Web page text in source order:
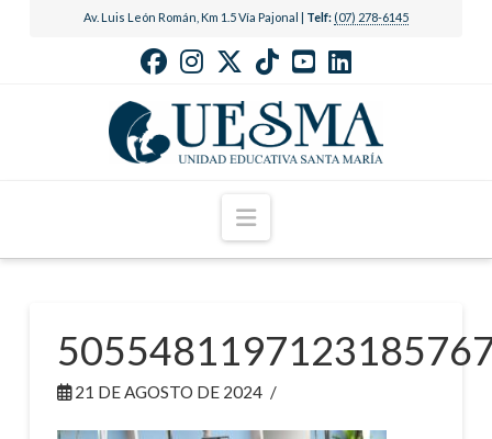
Av. Luis León Román, Km 1.5 Vía Pajonal | Telf: (07) 278-6145
Navigation
21 DE AGOSTO DE 2024